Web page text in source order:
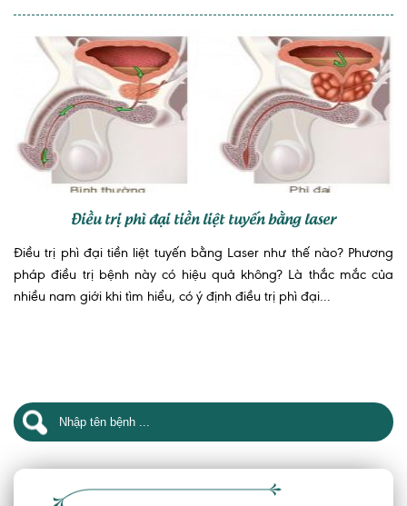
Điều trị phì đại tiền liệt tuyến bằng laser
Điều trị phì đại tiền liệt tuyến bằng Laser như thế nào? Phương
pháp điều trị bệnh này có hiệu quả không? Là thắc mắc của
nhiều nam giới khi tìm hiểu, có ý định điều trị phì đại...